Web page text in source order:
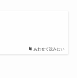
あわせて読みたい